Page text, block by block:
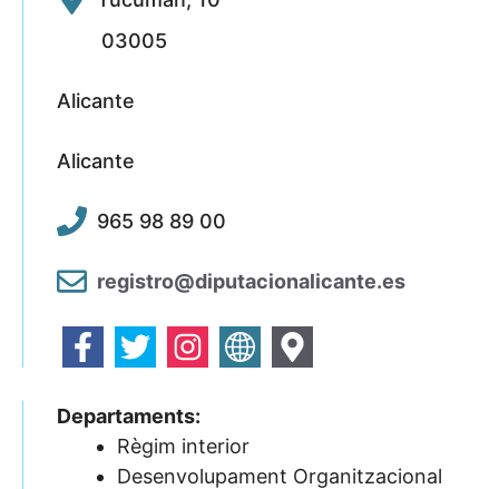
03005
Alicante
Alicante
965 98 89 00
registro@diputacionalicante.es
Departaments:
Règim interior
Desenvolupament Organitzacional